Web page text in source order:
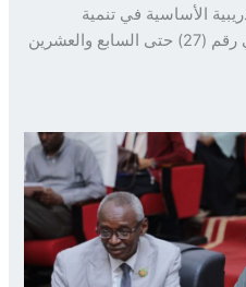
في تنمية
الكفايات المهنية للأستاذ الجامعي رقم (27) حتى السابع والعشرين